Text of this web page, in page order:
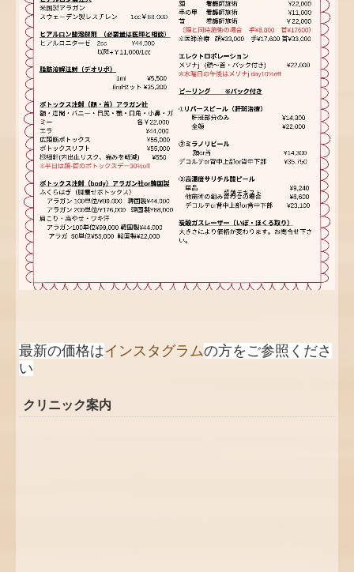
クリニック案内
最新の価格はインスタグラムの方をご参照くださ
い